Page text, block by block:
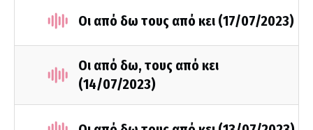
Οι από δω τους από κει (17/07/2023)
Οι από δω, τους από κει
(14/07/2023)